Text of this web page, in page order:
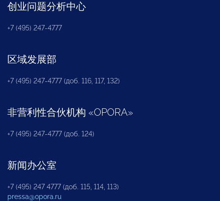
创业问题分析中心
+7 (495) 247-4777
区域发展部
+7 (495) 247-4777 (доб. 116, 117, 132)
非营利性合伙机构 «OPORA»
+7 (495) 247-4777 (доб. 124)
新闻办公室
+7 (495) 247 4777 (доб. 115, 114, 113)
pressa@opora.ru